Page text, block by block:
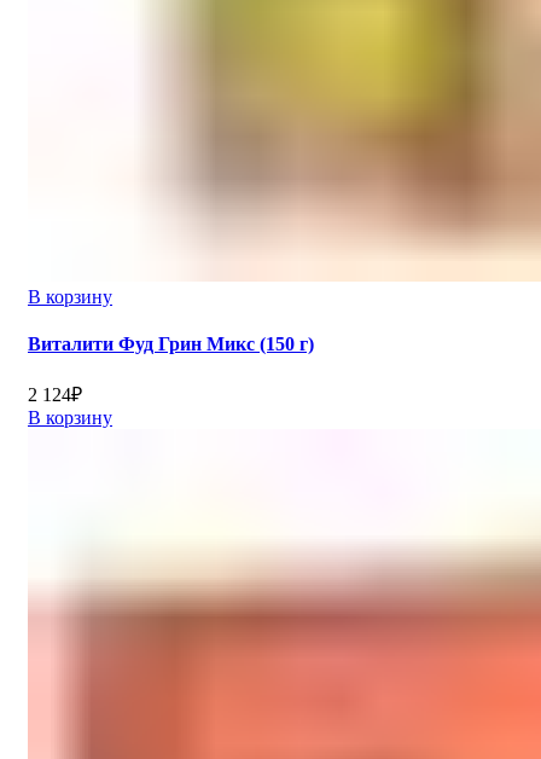
В корзину
Виталити Фуд Грин Микс (150 г)
2 124₽
В корзину